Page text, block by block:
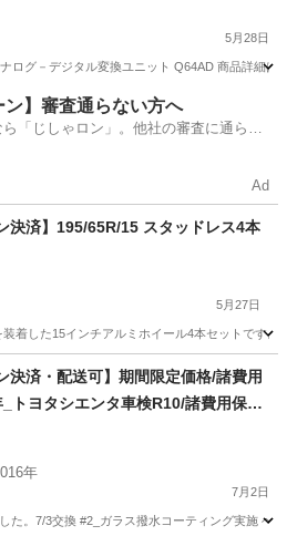
5月28日
ログ－デジタル変換ユニット Q64AD 商品詳細
三菱電機
ン】審査通らない方へ
「じしゃロン」。他社の審査に通らな
Ad
決済】195/65R/15 スタッドレス4本
5月27日
着した15インチアルミホイール4本セットです
イール
決済・配送可】期間限定価格/諸費用
トヨタシエンタ車検R10/諸費用保証
換6月実施済/その他費用や、名義変更
りしますなど、追加で請求する人も
不要、全込価格
年
7月2日
た。7/3交換 #2_ガラス撥水コーティング実施